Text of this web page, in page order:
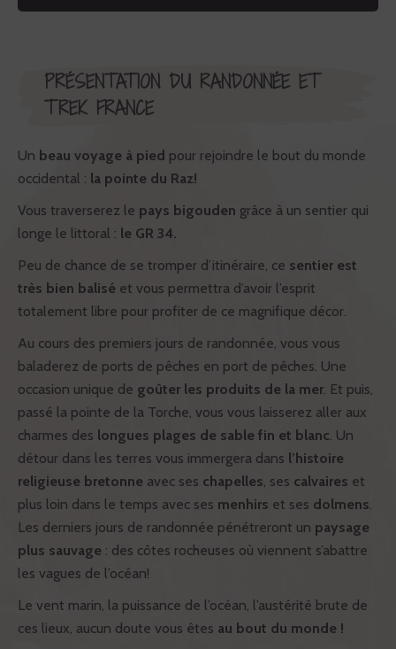
PRÉSENTATION DU RANDONNÉE ET
TREK FRANCE
Un beau voyage à pied pour rejoindre le bout du monde
occidental : la pointe du Raz!
Vous traverserez le pays bigouden grâce à un sentier qui
longe le littoral : le GR 34.
Peu de chance de se tromper d’itinéraire, ce sentier est
très bien balisé et vous permettra d’avoir l’esprit
totalement libre pour profiter de ce magnifique décor.
Au cours des premiers jours de randonnée, vous vous
baladerez de ports de pêches en port de pêches. Une
occasion unique de goûter les produits de la mer . Et puis,
passé la pointe de la Torche, vous vous laisserez aller aux
charmes des longues plages de sable fin et blanc . Un
détour dans les terres vous immergera dans l’histoire
religieuse bretonne avec ses chapelles , ses calvaires et
plus loin dans le temps avec ses menhirs et ses dolmens
Les derniers jours de randonnée pénétreront un paysage
plus sauvage : des côtes rocheuses où viennent s’abattre
les vagues de l’océan!
Le vent marin, la puissance de l’océan, l’austérité brute de
ces lieux, aucun doute vous êtes au bout du monde !